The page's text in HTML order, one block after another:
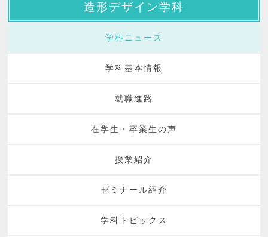
造形デザイン学科
学科ニュース
学科基本情報
就職進路
在学生・卒業生の声
授業紹介
ゼミナール紹介
学科トピックス